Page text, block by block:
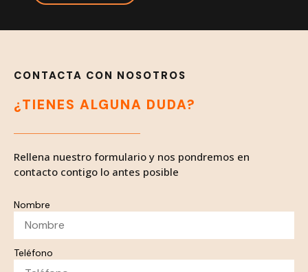
CONTACTA CON NOSOTROS
¿TIENES ALGUNA DUDA?
Rellena nuestro formulario y nos pondremos en
contacto contigo lo antes posible
Nombre
Teléfono